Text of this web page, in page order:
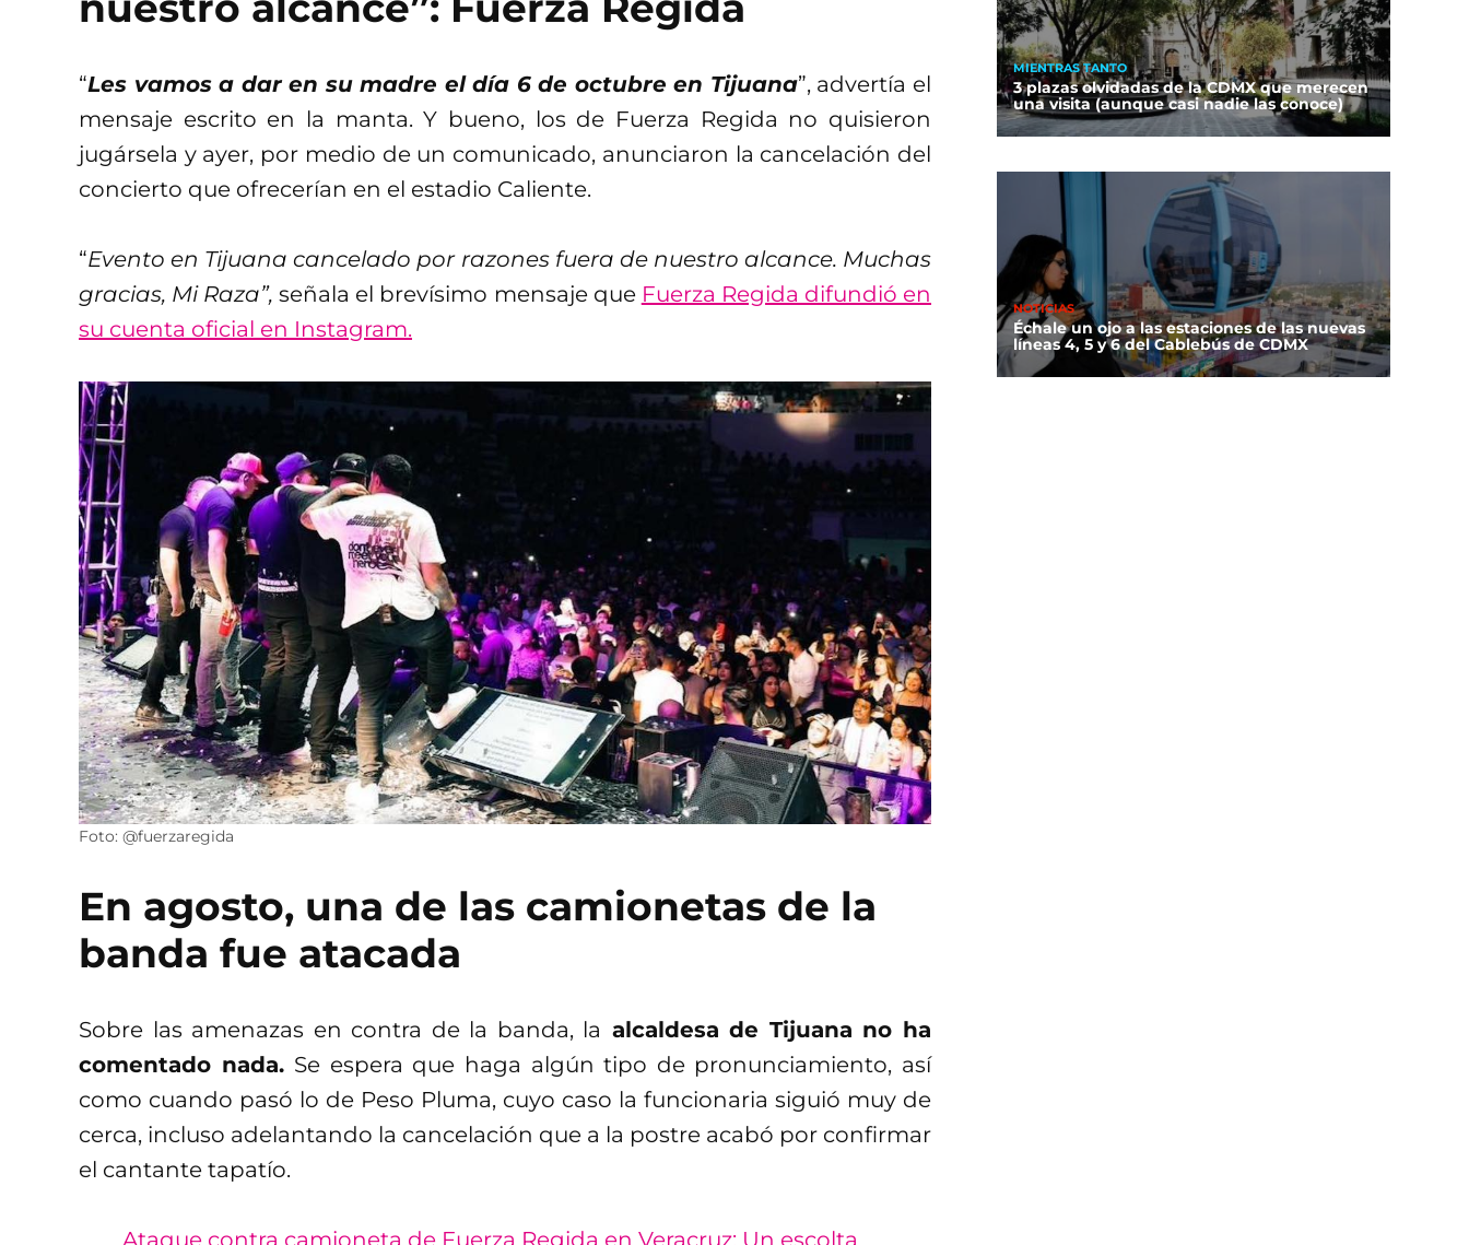
“Les vamos a dar en su madre el día 6 de octubre en Tijuana”, advertía el
mensaje escrito en la manta. Y bueno, los de Fuerza Regida no quisieron
jugársela y ayer, por medio de un comunicado, anunciaron la cancelación del
concierto que ofrecerían en el estadio Caliente.
“Evento en Tijuana cancelado por razones fuera de nuestro alcance. Muchas
gracias, Mi Raza”, señala el brevísimo mensaje que Fuerza Regida difundió en
su cuenta oficial en Instagram.
Foto: @fuerzaregida
En agosto, una de las camionetas de la
banda fue atacada
Sobre las amenazas en contra de la banda, la alcaldesa de Tijuana no ha
comentado nada. Se espera que haga algún tipo de pronunciamiento, así
como cuando pasó lo de Peso Pluma, cuyo caso la funcionaria siguió muy de
cerca, incluso adelantando la cancelación que a la postre acabó por confirmar
el cantante tapatío.
Ataque contra camioneta de Fuerza Regida en Veracruz: Un escolta
MIENTRAS TANTO
3 plazas olvidadas de la CDMX que merecen
una visita (aunque casi nadie las conoce)
NOTICIAS
Échale un ojo a las estaciones de las nuevas
líneas 4, 5 y 6 del Cablebús de CDMX